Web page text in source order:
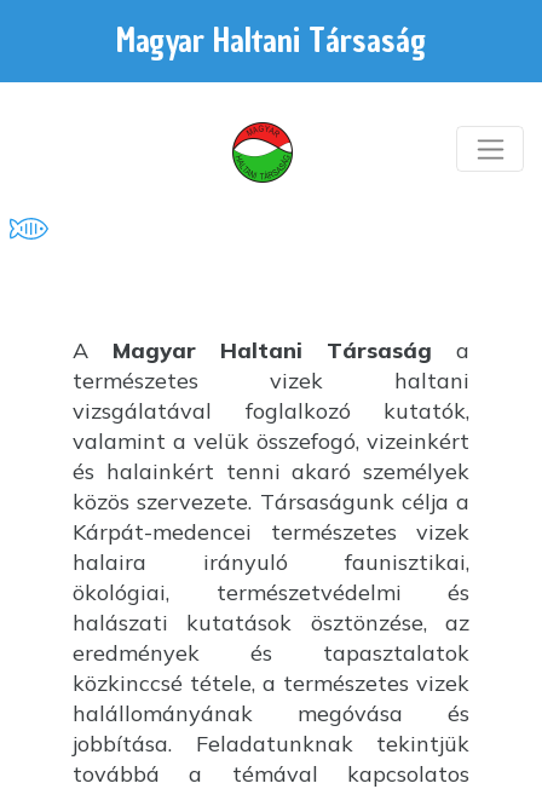
Magyar Haltani Társaság
A Magyar Haltani Társaság a
természetes vizek haltani
vizsgálatával foglalkozó kutatók,
valamint a velük összefogó, vizeinkért
és halainkért tenni akaró személyek
közös szervezete. Társaságunk célja a
Kárpát-medencei természetes vizek
halaira irányuló faunisztikai,
ökológiai, természetvédelmi és
halászati kutatások ösztönzése, az
eredmények és tapasztalatok
közkinccsé tétele, a természetes vizek
halállományának megóvása és
jobbítása. Feladatunknak tekintjük
továbbá a témával kapcsolatos